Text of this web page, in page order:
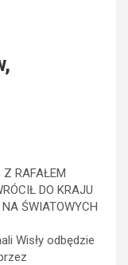
RAFAŁEM
DO KRAJU
ŚWIATOWYCH
Wisły odbędzie